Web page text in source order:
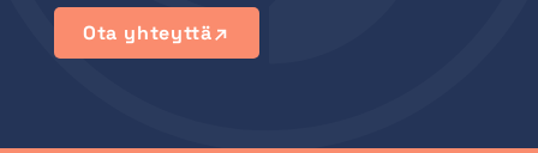
Ota yhteyttä